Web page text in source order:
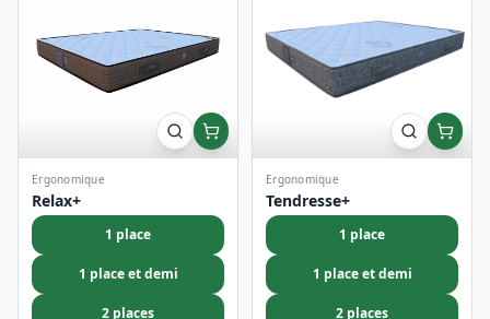
Ergonomique
Relax+
1 place
1 place et demi
2 places
Ergonomique
Tendresse+
1 place
1 place et demi
2 places